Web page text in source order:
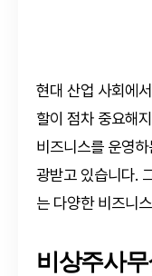
현대 산업 사회에
할이 점차 중요해
비즈니스를 운영
광받고 있습니다.
는 다양한 비즈니
비상주사